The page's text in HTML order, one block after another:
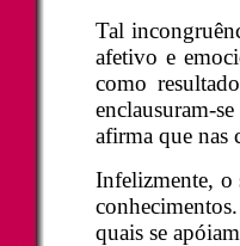
Tal
afetivo e
como
enclausuram-
afirma que nas
Infelizmente, o
quais se